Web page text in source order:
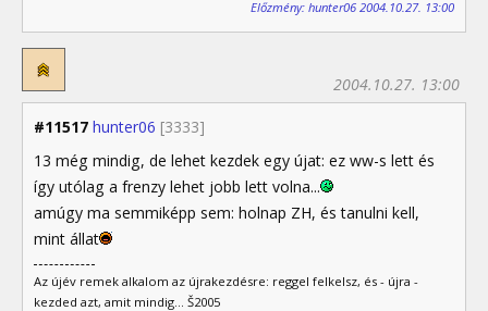
Előzmény: hunter06 2004.10.27. 13:00
#11517 hunter06 [3333]
2004.10.27. 13:00
13 még mindig, de lehet kezdek egy újat: ez ww-s lett és
így utólag a frenzy lehet jobb lett volna...
amúgy ma semmiképp sem: holnap ZH, és tanulni kell,
mint állat
Az újév remek alkalom az újrakezdésre: reggel felkelsz, és - újra -
kezded azt, amit mindig... Š2005